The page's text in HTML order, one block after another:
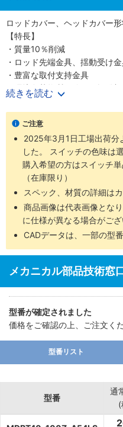
ロッドカバー、ヘッドカバー
【特長】
・質量10％削減
・ロッド先端金具、揺動受け
・豊富な取付支持金具
・環境負荷物質不使用。摺動
ます
・小型オートスイッチから耐
続きを読む
ご注意
2025年3月1日工場出荷分
した。 スイッチの色味は
購入希望の方はスイッチ
（在庫限り）
スペック、材質の詳細は
商品画像は代表画像とな
に仕様が異なる場合がござ
CADデータは、一部の型
メカニカル部品技術窓
型番が確定されました
価格をご確認の上、ご注文く
型番リスト
型番
通